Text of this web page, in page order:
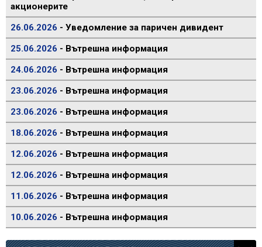
акционерите
26.06.2026 - Уведомление за паричен дивидент
25.06.2026 - Вътрешна информация
24.06.2026 - Вътрешна информация
23.06.2026 - Вътрешна информация
23.06.2026 - Вътрешна информация
18.06.2026 - Вътрешна информация
12.06.2026 - Вътрешна информация
12.06.2026 - Вътрешна информация
11.06.2026 - Вътрешна информация
10.06.2026 - Вътрешна информация